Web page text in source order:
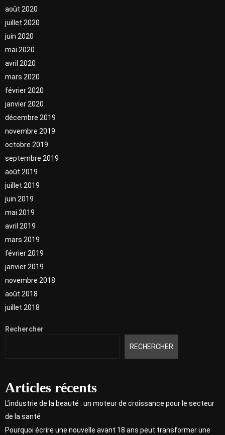
août 2020
juillet 2020
juin 2020
mai 2020
avril 2020
mars 2020
février 2020
janvier 2020
décembre 2019
novembre 2019
octobre 2019
septembre 2019
août 2019
juillet 2019
juin 2019
mai 2019
avril 2019
mars 2019
février 2019
janvier 2019
novembre 2018
août 2018
juillet 2018
Rechercher
RECHERCHER
Articles récents
L’industrie de la beauté : un moteur de croissance pour le secteur
de la santé
Pourquoi écrire une nouvelle avant 18 ans peut transformer une